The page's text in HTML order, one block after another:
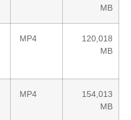
MB
MP4
120,018
MB
MP4
154,013
MB